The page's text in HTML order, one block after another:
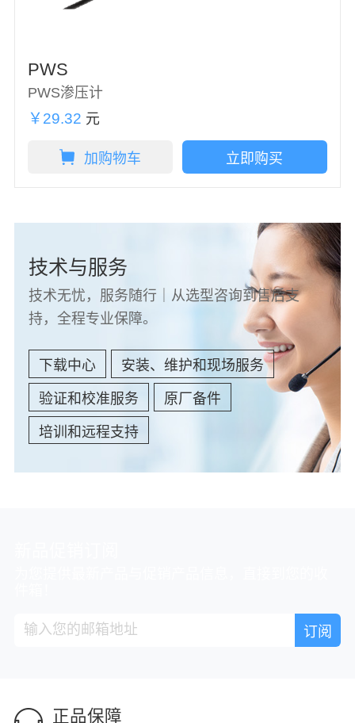
PWS
PWS渗压计
￥29.32 元
加购物车 立即购买
技术与服务
技术无忧，服务随行｜从选型咨询到售后支
持，全程专业保障。
下载中心 安装、维护和现场服务
验证和校准服务 原厂备件
培训和远程支持
正品保障